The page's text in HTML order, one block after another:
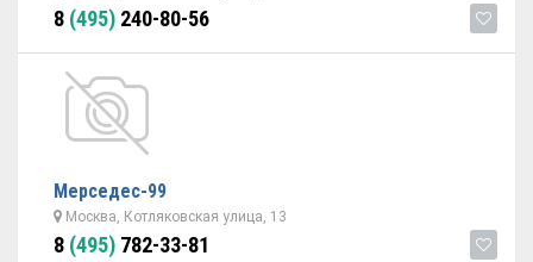
8 (495) 240-80-56
Мерседес-99
Москва, Котляковская улица, 13
8 (495) 782-33-81